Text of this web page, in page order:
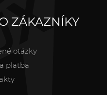
ZÁKAZNÍKY
otázky
platba